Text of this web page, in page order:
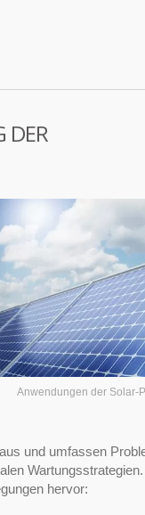
DER
Anwendungen der Solar-
und umfassen
hervor: